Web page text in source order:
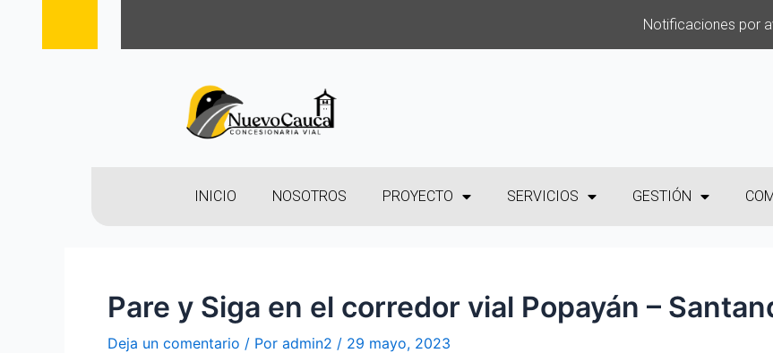
Notificaciones por
INICIO NOSOTROS PROYECTO SERVICIOS GESTIÓN
Pare y Siga en el corredor vial Popayán –
Deja un comentario / Por admin2 / 29 mayo, 2023